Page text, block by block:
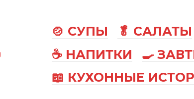
🍲 СУПЫ 🥬 САЛАТЫ
☕ НАПИТКИ
🍳
📖 КУХОННЫЕ